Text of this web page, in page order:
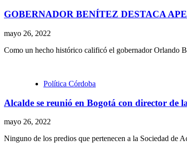
GOBERNADOR BENÍTEZ DESTACA
mayo 26, 2022
Como un hecho histórico calificó el gobernador Orlando
Política Córdoba
Alcalde se reunió en Bogotá con director de
mayo 26, 2022
Ninguno de los predios que pertenecen a la Sociedad de